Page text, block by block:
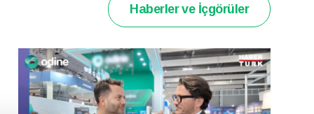
Haberler ve İçgörüler